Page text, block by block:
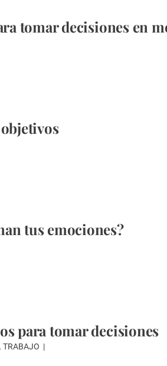
tomar decisiones en
tus emociones?
para tomar decisiones
TRABAJO